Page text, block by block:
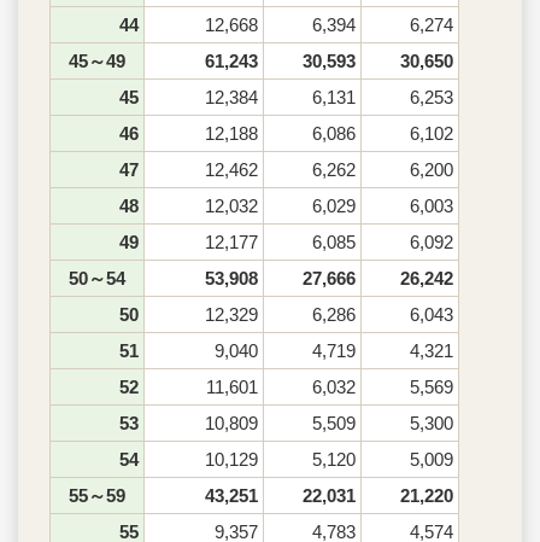
44
12,668 6,394
6,274
45～49
61,243 30,593
30,650
45
12,384 6,131
6,253
46
12,188 6,086
6,102
47
12,462 6,262
6,200
48
12,032 6,029
6,003
49
12,177 6,085
6,092
50～54
53,908 27,666
26,242
50
12,329 6,286
6,043
51
9,040 4,719
4,321
52
11,601 6,032
5,569
53
10,809 5,509
5,300
54
10,129 5,120
5,009
55～59
43,251 22,031
21,220
55
9,357 4,783 4,574